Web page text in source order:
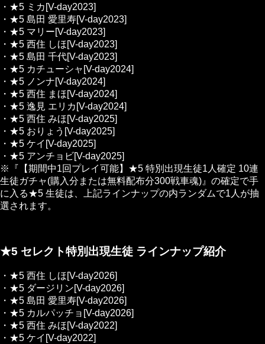
・★5 ミカ[V-day2023]
・★5 島田 愛里寿[V-day2023]
・★5 マリー[V-day2023]
・★5 西住 しほ[V-day2023]
・★5 島田 千代[V-day2023]
・★5 カチューシャ[V-day2024]
・★5 ノンナ[V-day2024]
・★5 西住 まほ[V-day2024]
・★5 逸見 エリカ[V-day2024]
・★5 西住 みほ[V-day2025]
・★5 おりょう[V-day2025]
・★5 ケイ[V-day2025]
・★5 アンチョビ[V-day2025]
※『【期間中1回プレイ可能】★5 特別出現生徒1人確定 10連
生徒ガチャ(購入分または無料配布分300戦車魂)』の確定で手
に入る★5 生徒は、上記ラインナップの内ランダムで1人が抽
選されます。
★5 セレクト特別出現生徒 ラインナップ紹介
・★5 西住 しほ[V-day2026]
・★5 ダージリン[V-day2026]
・★5 島田 愛里寿[V-day2026]
・★5 カルパッチョ[V-day2026]
・★5 西住 みほ[V-day2022]
・★5 ケイ[V-day2022]